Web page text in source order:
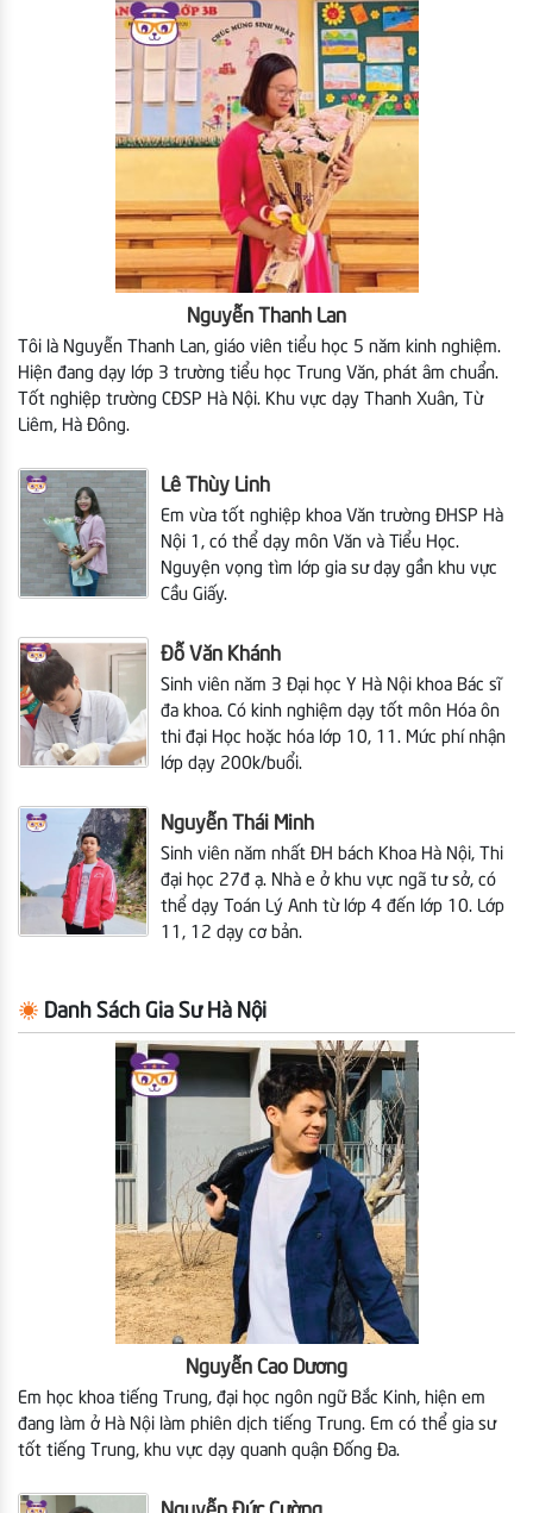
Nguyễn Thanh Lan
Tôi là Nguyễn Thanh Lan, giáo viên tiểu học 5 năm kinh nghiệm.
Hiện đang dạy lớp 3 trường tiểu học Trung Văn, phát âm chuẩn.
Tốt nghiệp trường CĐSP Hà Nội. Khu vực dạy Thanh Xuân, Từ
Liêm, Hà Đông.
Lê Thùy Linh
Em vừa tốt nghiệp khoa Văn trường ĐHSP Hà
Nội 1, có thể dạy môn Văn và Tiểu Học.
Nguyện vọng tìm lớp gia sư dạy gần khu vực
Cầu Giấy.
Đỗ Văn Khánh
Sinh viên năm 3 Đại học Y Hà Nội khoa Bác sĩ
đa khoa. Có kinh nghiệm dạy tốt môn Hóa ôn
thi đại Học hoặc hóa lớp 10, 11. Mức phí nhận
lớp dạy 200k/buổi.
Nguyễn Thái Minh
Sinh viên năm nhất ĐH bách Khoa Hà Nội,
Thi
đại học 27đ ạ. Nhà e ở khu vực ngã tư sở, có
thể dạy Toán Lý Anh từ lớp 4 đến lớp 10. Lớp
11, 12 dạy cơ bản.
Danh Sách Gia Sư Hà Nội
Nguyễn Cao Dương
Em học khoa tiếng Trung, đại học ngôn ngữ Bắc Kinh, hiện em
đang làm ở Hà Nội làm phiên dịch tiếng Trung. Em có thể gia sư
tốt tiếng Trung, khu vực dạy quanh quận Đống Đa.